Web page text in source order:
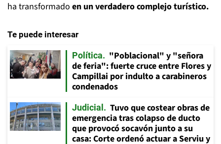
ha transformado en un verdadero complejo turístico.
Te puede interesar
Política
"Poblacional" y "señora
de feria": fuerte cruce entre Flores y
Campillai por indulto a carabineros
condenados
Judicial
Tuvo que costear obras de
emergencia tras colapso de ducto
que provocó socavón junto a su
casa: Corte ordenó actuar a Serviu y